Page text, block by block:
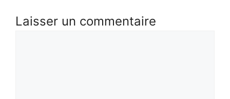
Laisser un commentaire